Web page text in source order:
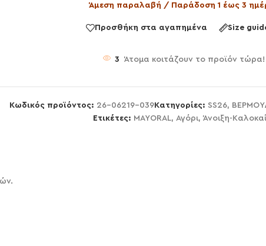
Άμεση παραλαβή / Παράδοση 1 έως 3
Προσθήκη στα αγαπημένα Size
3 Άτομα κοιτάζουν το προϊόν τώρα!
Κωδικός προϊόντος: 26-06219-039 Κατηγορίες: SS26,
Ετικέτες: MAYORAL, Αγόρι, Άνοιξη-